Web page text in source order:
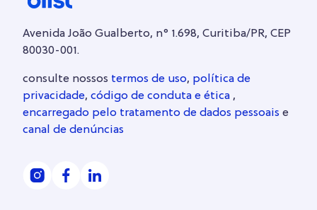
Avenida João Gualberto, n° 1.698, Curitiba/PR, CEP
80030-001.
consulte nossos termos de uso, política de
privacidade, código de conduta e ética ,
encarregado pelo tratamento de dados pessoais e
canal de denúncias